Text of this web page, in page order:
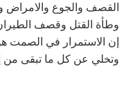
القصف والجوع والامراض
وطأة القتل وقصف
إن الاستمرار في الصمت
وتخلي عن كل ما تبقى من